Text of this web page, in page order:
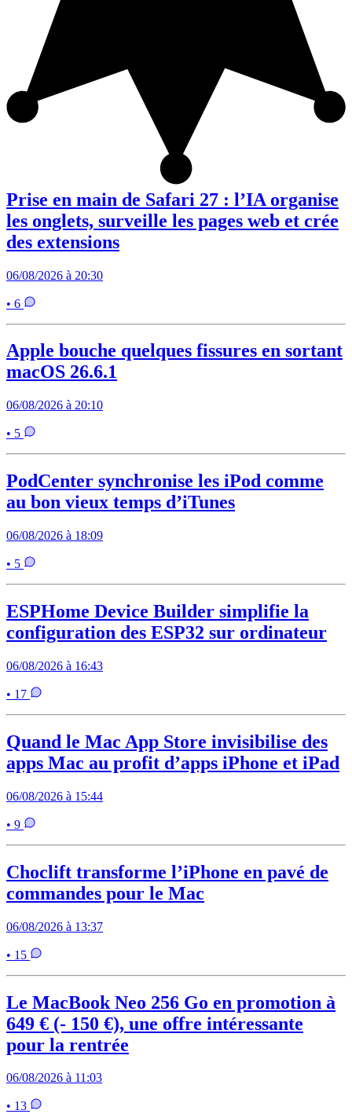
Prise en main de Safari 27 : l’IA organise
les onglets, surveille les pages web et crée
des extensions
06/08/2026 à 20:30
• 6
Apple bouche quelques fissures en sortant
macOS 26.6.1
06/08/2026 à 20:10
• 5
PodCenter synchronise les iPod comme
au bon vieux temps d’iTunes
06/08/2026 à 18:09
• 5
ESPHome Device Builder simplifie la
configuration des ESP32 sur ordinateur
06/08/2026 à 16:43
• 17
Quand le Mac App Store invisibilise des
apps Mac au profit d’apps iPhone et iPad
06/08/2026 à 15:44
• 9
Choclift transforme l’iPhone en pavé de
commandes pour le Mac
06/08/2026 à 13:37
• 15
Le MacBook Neo 256 Go en promotion à
649 € (- 150 €), une offre intéressante
pour la rentrée
06/08/2026 à 11:03
• 13